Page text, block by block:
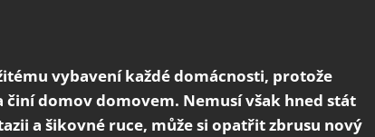
vybavení každé domácnosti, protože
domov domovem. Nemusí však hned stát
a šikovné ruce, může si opatřit zbrusu nový